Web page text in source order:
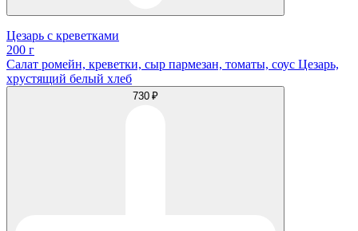
Цезарь с креветками
200 г
Салат ромейн, креветки, сыр пармезан, томаты, соус Цезарь,
хрустящий белый хлеб
730 ₽